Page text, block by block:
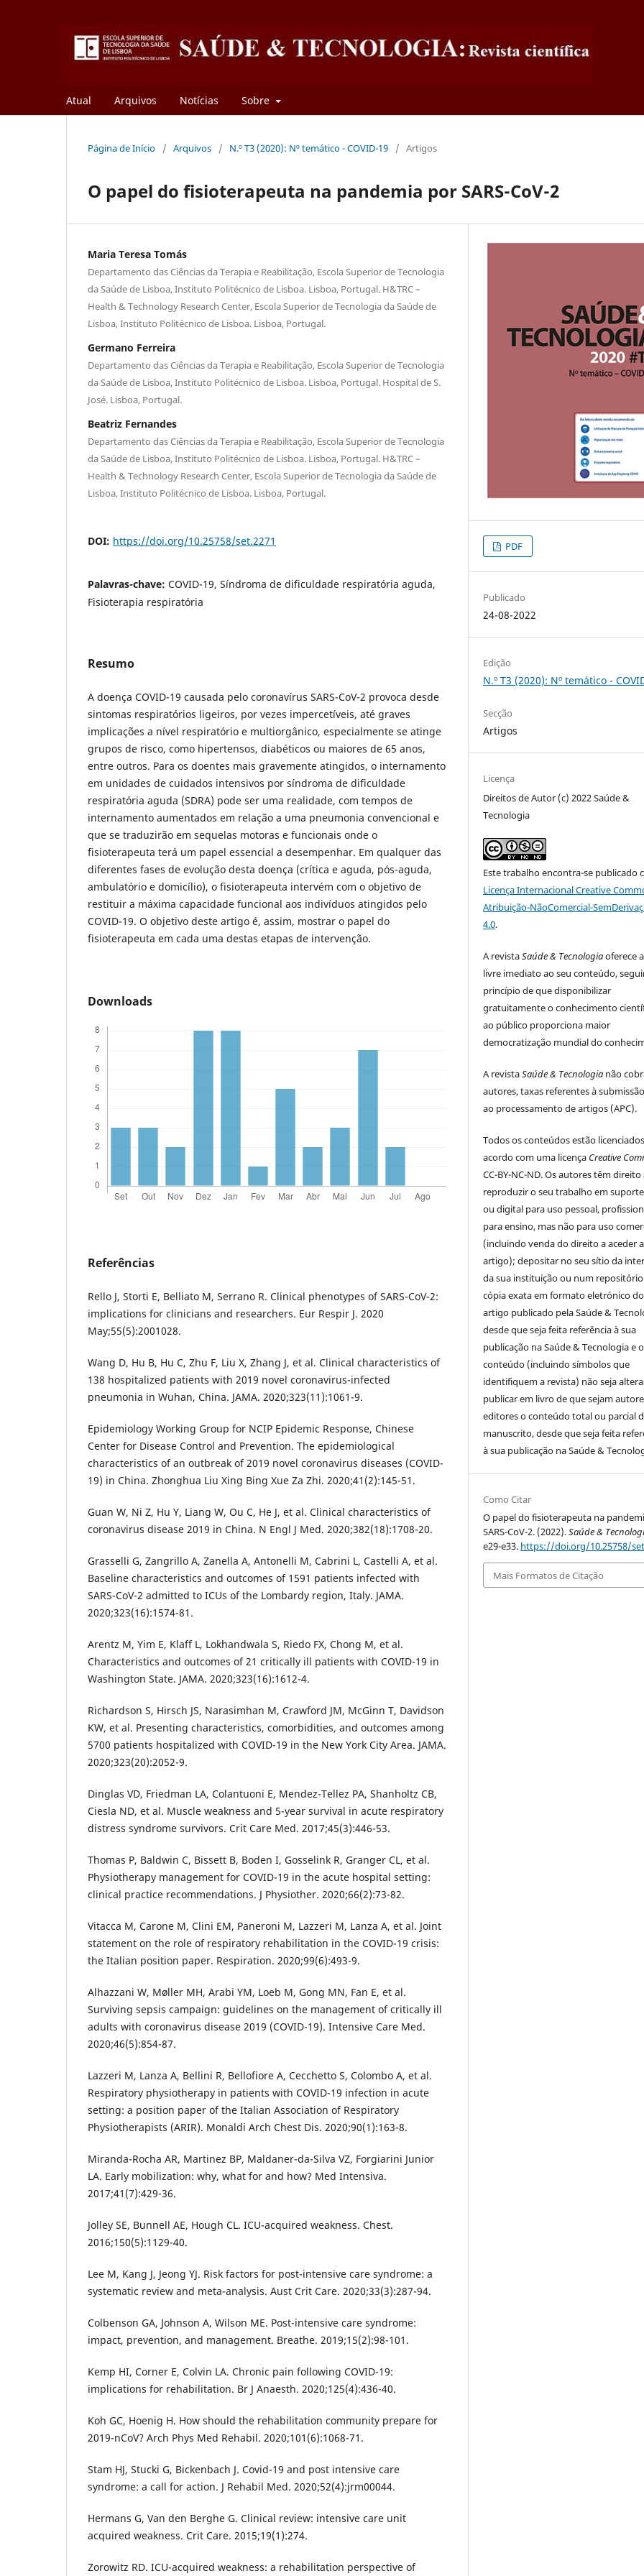
Atual Arquivos Notícias Sobre
Página de Início / Arquivos / N.º T3 (2020): Nº temático - COVID-19 / Artigos
O papel do fisioterapeuta na pandemia por SARS-CoV-2
Maria Teresa Tomás
Departamento das Ciências da Terapia e Reabilitação, Escola Superior de Tecnologia
da Saúde de Lisboa, Instituto Politécnico de Lisboa. Lisboa, Portugal. H&TRC –
Health & Technology Research Center, Escola Superior de Tecnologia da Saúde de
Lisboa, Instituto Politécnico de Lisboa. Lisboa, Portugal.
Germano Ferreira
Departamento das Ciências da Terapia e Reabilitação, Escola Superior de Tecnologia
da Saúde de Lisboa, Instituto Politécnico de Lisboa. Lisboa, Portugal. Hospital de S.
José. Lisboa, Portugal.
Beatriz Fernandes
Departamento das Ciências da Terapia e Reabilitação, Escola Superior de Tecnologia
da Saúde de Lisboa, Instituto Politécnico de Lisboa. Lisboa, Portugal. H&TRC –
Health & Technology Research Center, Escola Superior de Tecnologia da Saúde de
Lisboa, Instituto Politécnico de Lisboa. Lisboa, Portugal.
DOI: https://doi.org/10.25758/set.2271
Palavras-chave: COVID-19, Síndroma de dificuldade respiratória aguda,
Fisioterapia respiratória
Resumo
A doença COVID-19 causada pelo coronavírus SARS-CoV-2 provoca desde
sintomas respiratórios ligeiros, por vezes impercetíveis, até graves
implicações a nível respiratório e multiorgânico, especialmente se atinge
grupos de risco, como hipertensos, diabéticos ou maiores de 65 anos,
entre outros. Para os doentes mais gravemente atingidos, o internamento
em unidades de cuidados intensivos por síndroma de dificuldade
respiratória aguda (SDRA) pode ser uma realidade, com tempos de
internamento aumentados em relação a uma pneumonia convencional e
que se traduzirão em sequelas motoras e funcionais onde o
fisioterapeuta terá um papel essencial a desempenhar. Em qualquer das
diferentes fases de evolução desta doença (crítica e aguda, pós-aguda,
ambulatório e domicílio), o fisioterapeuta intervém com o objetivo de
restituir a máxima capacidade funcional aos indivíduos atingidos pelo
COVID-19. O objetivo deste artigo é, assim, mostrar o papel do
fisioterapeuta em cada uma destas etapas de intervenção.
Downloads
Referências
Rello J, Storti E, Belliato M, Serrano R. Clinical phenotypes of SARS-CoV-2:
implications for clinicians and researchers. Eur Respir J. 2020
May;55(5):2001028.
Wang D, Hu B, Hu C, Zhu F, Liu X, Zhang J, et al. Clinical characteristics of
138 hospitalized patients with 2019 novel coronavirus-infected
pneumonia in Wuhan, China. JAMA. 2020;323(11):1061-9.
Epidemiology Working Group for NCIP Epidemic Response, Chinese
Center for Disease Control and Prevention. The epidemiological
characteristics of an outbreak of 2019 novel coronavirus diseases (COVID-
19) in China. Zhonghua Liu Xing Bing Xue Za Zhi. 2020;41(2):145-51.
Guan W, Ni Z, Hu Y, Liang W, Ou C, He J, et al. Clinical characteristics of
coronavirus disease 2019 in China. N Engl J Med. 2020;382(18):1708-20.
Grasselli G, Zangrillo A, Zanella A, Antonelli M, Cabrini L, Castelli A, et al.
Baseline characteristics and outcomes of 1591 patients infected with
SARS-CoV-2 admitted to ICUs of the Lombardy region, Italy. JAMA.
2020;323(16):1574-81.
Arentz M, Yim E, Klaff L, Lokhandwala S, Riedo FX, Chong M, et al.
Characteristics and outcomes of 21 critically ill patients with COVID-19 in
Washington State. JAMA. 2020;323(16):1612-4.
Richardson S, Hirsch JS, Narasimhan M, Crawford JM, McGinn T, Davidson
KW, et al. Presenting characteristics, comorbidities, and outcomes among
5700 patients hospitalized with COVID-19 in the New York City Area. JAMA.
2020;323(20):2052-9.
Dinglas VD, Friedman LA, Colantuoni E, Mendez-Tellez PA, Shanholtz CB,
Ciesla ND, et al. Muscle weakness and 5-year survival in acute respiratory
distress syndrome survivors. Crit Care Med. 2017;45(3):446-53.
Thomas P, Baldwin C, Bissett B, Boden I, Gosselink R, Granger CL, et al.
Physiotherapy management for COVID-19 in the acute hospital setting:
clinical practice recommendations. J Physiother. 2020;66(2):73-82.
Vitacca M, Carone M, Clini EM, Paneroni M, Lazzeri M, Lanza A, et al. Joint
statement on the role of respiratory rehabilitation in the COVID-19 crisis:
the Italian position paper. Respiration. 2020;99(6):493-9.
Alhazzani W, Møller MH, Arabi YM, Loeb M, Gong MN, Fan E, et al.
Surviving sepsis campaign: guidelines on the management of critically ill
adults with coronavirus disease 2019 (COVID-19). Intensive Care Med.
2020;46(5):854-87.
Lazzeri M, Lanza A, Bellini R, Bellofiore A, Cecchetto S, Colombo A, et al.
Respiratory physiotherapy in patients with COVID-19 infection in acute
setting: a position paper of the Italian Association of Respiratory
Physiotherapists (ARIR). Monaldi Arch Chest Dis. 2020;90(1):163-8.
Miranda-Rocha AR, Martinez BP, Maldaner-da-Silva VZ, Forgiarini Junior
LA. Early mobilization: why, what for and how? Med Intensiva.
2017;41(7):429-36.
Jolley SE, Bunnell AE, Hough CL. ICU-acquired weakness. Chest.
2016;150(5):1129-40.
Lee M, Kang J, Jeong YJ. Risk factors for post-intensive care syndrome: a
systematic review and meta-analysis. Aust Crit Care. 2020;33(3):287-94.
Colbenson GA, Johnson A, Wilson ME. Post-intensive care syndrome:
impact, prevention, and management. Breathe. 2019;15(2):98-101.
Kemp HI, Corner E, Colvin LA. Chronic pain following COVID-19:
implications for rehabilitation. Br J Anaesth. 2020;125(4):436-40.
Koh GC, Hoenig H. How should the rehabilitation community prepare for
2019-nCoV? Arch Phys Med Rehabil. 2020;101(6):1068-71.
Stam HJ, Stucki G, Bickenbach J. Covid-19 and post intensive care
syndrome: a call for action. J Rehabil Med. 2020;52(4):jrm00044.
Hermans G, Van den Berghe G. Clinical review: intensive care unit
acquired weakness. Crit Care. 2015;19(1):274.
Zorowitz RD. ICU-acquired weakness: a rehabilitation perspective of
PDF
Publicado
24-08-2022
Edição
N.º T3 (2020): Nº temático -
Secção
Artigos
Licença
Direitos de Autor (c) 2022 Saúde &
Tecnologia
Este trabalho encontra-se publicado
Licença Internacional Creative
Atribuição-NãoComercial-
4.0.
A revistaSaúde & Tecnologiaoferece
livre imediato ao seu conteúdo,
princípio de que disponibilizar
gratuitamente o conhecimento
ao público proporciona maior
democratização mundial do
A revistaSaúde & Tecnologia não
autores, taxas referentes à
ao processamento de artigos (APC).
Todos os conteúdos estão
acordo com uma licença Creative
CC-BY-NC-ND. Os autores têm direito
reproduzir o seu trabalho em
ou digital para uso pessoal,
para ensino, mas não para uso
(incluindo venda do direito a aceder
artigo); depositar no seu sítio da
da sua instituição ou num
cópia exata em formato eletrónico do
artigo publicado pela Saúde &
desde que seja feita referência à sua
publicação na Saúde & Tecnologia e
conteúdo (incluindo símbolos que
identifiquem a revista) não seja
publicar em livro de que sejam
editores o conteúdo total ou parcial
manuscrito, desde que seja feita
à sua publicação na Saúde &
Como Citar
O papel do fisioterapeuta na
SARS-CoV-2. (2022).Saúde &
e29-e33. https://doi.org/10.25758/
Mais Formatos de Citação